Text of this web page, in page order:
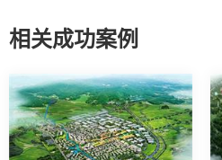
相关成功案例